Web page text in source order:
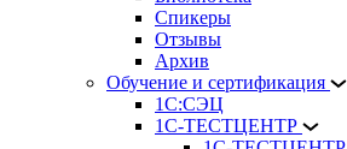
Спикеры
Отзывы
Архив
Обучение и сертификация
1С:СЭЦ
1С-ТЕСТЦЕНТР